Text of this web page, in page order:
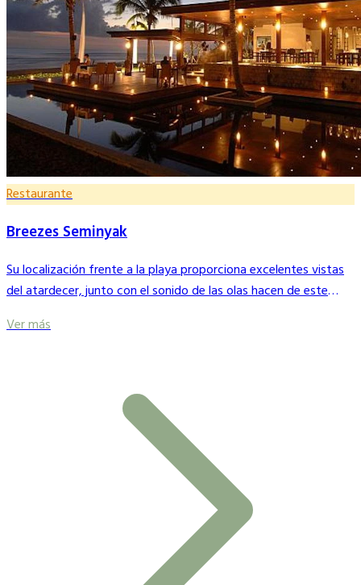
Restaurante
Breezes Seminyak
Su localización frente a la playa proporciona excelentes vistas
del atardecer, junto con el sonido de las olas hacen de este
cenar.
Ver más